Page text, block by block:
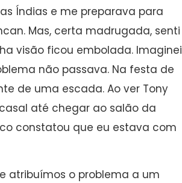
Índias e me preparava para
Mas, certa madrugada, senti
visão ficou embolada. Imaginei
não passava. Na festa de
de uma escada. Ao ver Tony
até chegar ao salão da
constatou que eu estava com
atribuímos o problema a um